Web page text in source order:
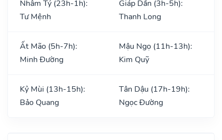
Nhâm Tý (23h-1h):
Tư Mệnh
Giáp Dần (3h-5h):
Thanh Long
Ất Mão (5h-7h):
Minh Đường
Mậu Ngọ (11h-13h):
Kim Quỹ
Kỷ Mùi (13h-15h):
Bảo Quang
Tân Dậu (17h-19h):
Ngọc Đường